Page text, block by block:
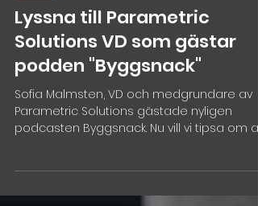
9 okt. 2023 2 min läsning
nytt
Lyssna till Parametric
Solutions VD som gästar
podden "Byggsnack"
Parametric Solutions gästade nyligen